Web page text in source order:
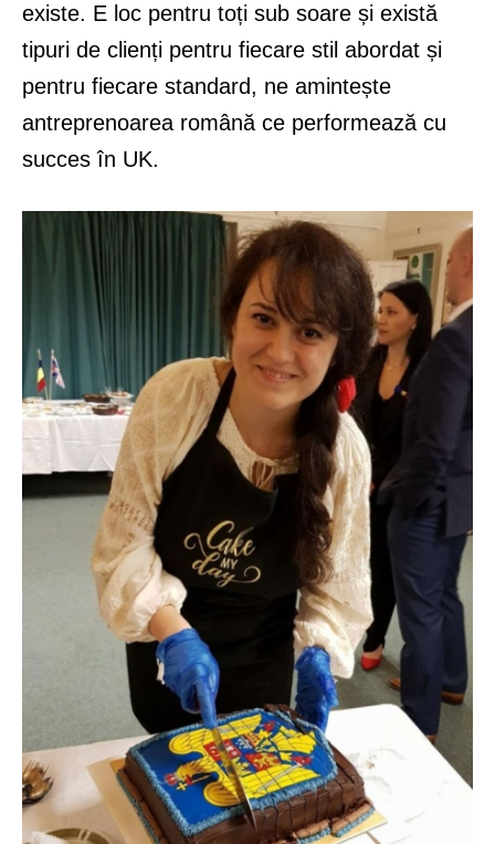
existe. E loc pentru toți sub soare și există
tipuri de clienți pentru fiecare stil abordat și
pentru fiecare standard, ne amintește
antreprenoarea română ce performează cu
succes în UK.